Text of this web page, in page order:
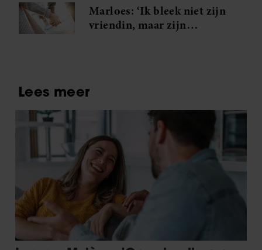
Marloes: ‘Ik bleek niet zijn
vriendin, maar zijn